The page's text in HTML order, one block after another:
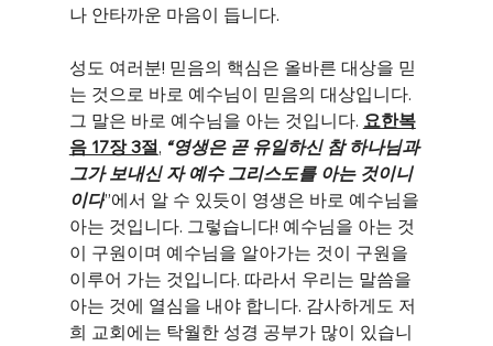
나 안타까운 마음이 듭니다.
성도 여러분! 믿음의 핵심은 올바른 대상을 믿
는 것으로 바로 예수님이 믿음의 대상입니다.
그 말은 바로 예수님을 아는 것입니다. 요한복
음 17장 3절, “영생은 곧 유일하신 참 하나님과
그가 보내신 자 예수 그리스도를 아는 것이니
이다”에서 알 수 있듯이 영생은 바로 예수님을
아는 것입니다. 그렇습니다! 예수님을 아는 것
이 구원이며 예수님을 알아가는 것이 구원을
이루어 가는 것입니다. 따라서 우리는 말씀을
아는 것에 열심을 내야 합니다. 감사하게도 저
희 교회에는 탁월한 성경 공부가 많이 있습니